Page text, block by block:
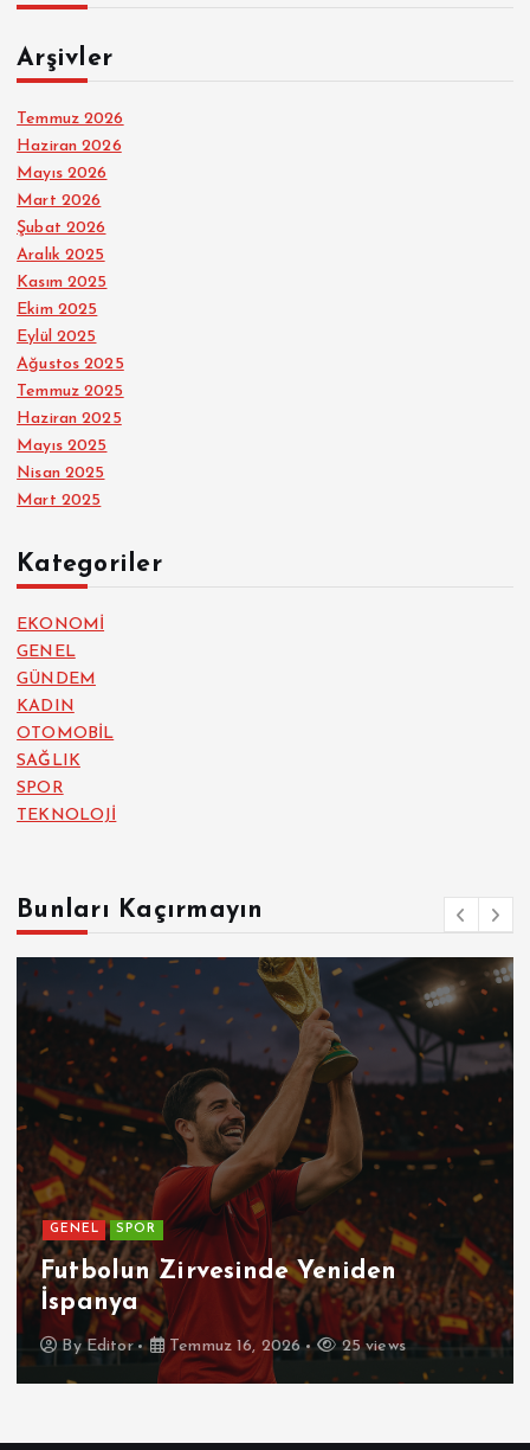
Arşivler
Temmuz 2026
Haziran 2026
Mayıs 2026
Mart 2026
Şubat 2026
Aralık 2025
Kasım 2025
Ekim 2025
Eylül 2025
Ağustos 2025
Temmuz 2025
Haziran 2025
Mayıs 2025
Nisan 2025
Mart 2025
Kategoriler
EKONOMİ
GENEL
GÜNDEM
KADIN
OTOMOBİL
SAĞLIK
SPOR
TEKNOLOJİ
Bunları Kaçırmayın
GENEL SPOR
Futbolun Zirvesinde Yeniden
İspanya
ByEditor Temmuz 16, 2026 25 views